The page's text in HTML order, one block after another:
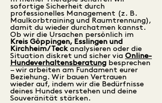
sofortige Sicherheit durch
professionelles Management (z. B.
Maulkorbtraining und Raumtrennung),
damit du wieder durchatmen kannst.
Ob wir die Ursachen persönlich im
Kreis Göppingen, Esslingen und
Kirchheim/Teckanalysieren oder die
Situation diskret und sicher via Online-
Hundeverhaltensberatung besprechen
– wir arbeiten am Fundament eurer
Beziehung. Wir bauen Vertrauen
wieder auf, indem wir die Bedürfnisse
deines Hundes verstehen und deine
Souveränität stärken.